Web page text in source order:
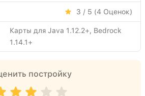
3 / 5 (4 Оценок)
Карты для Java 1.12.2+, Bedrock
1.14.1+
постройку